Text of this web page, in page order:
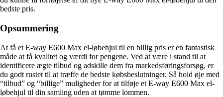
bedste pris.
Opsummering
At få et E-way E600 Max el-løbehjul til en billig pris er en fantastisk
måde at få kvalitet og værdi for pengene. Ved at være i stand til at
identificere ægte tilbud og adskille dem fra markedsføringsforsøg, er
du godt rustet til at træffe de bedste købsbeslutninger. Så hold øje med
“tilbud” og “billige” muligheder for at tilføje et E-way E600 Max el-
løbehjul til din samling uden at tømme lommen.